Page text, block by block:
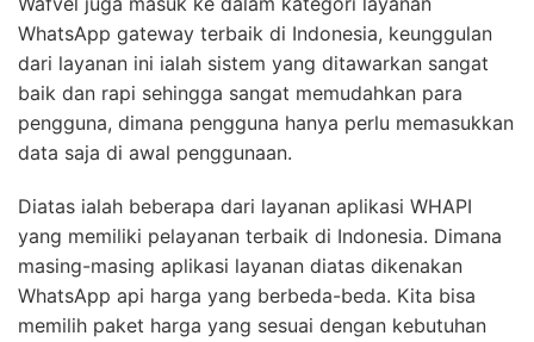
WhatsApp gateway terbaik di Indonesia, keunggulan
dari layanan ini ialah sistem yang ditawarkan sangat
baik dan rapi sehingga sangat memudahkan para
pengguna, dimana pengguna hanya perlu memasukkan
data saja di awal penggunaan.
Diatas ialah beberapa dari layanan aplikasi WHAPI
yang memiliki pelayanan terbaik di Indonesia. Dimana
masing-masing aplikasi layanan diatas dikenakan
WhatsApp api harga yang berbeda-beda. Kita bisa
memilih paket harga yang sesuai dengan kebutuhan